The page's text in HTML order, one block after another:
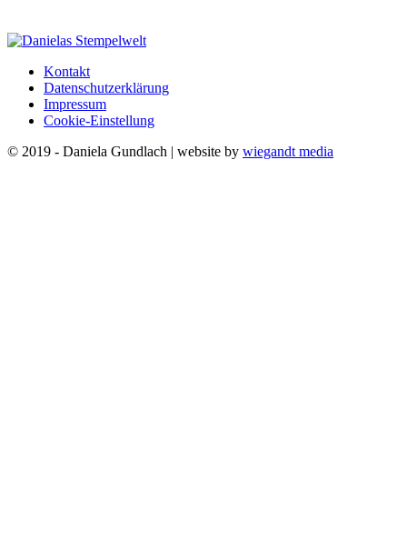
Kontakt
Datenschutzerklärung
Impressum
Cookie-Einstellung
© 2019 - Daniela Gundlach | website by wiegandt media